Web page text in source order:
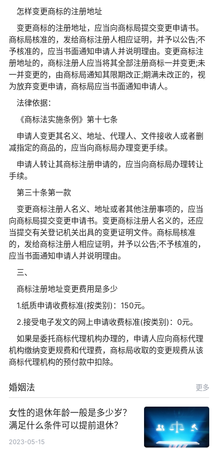
怎样变更商标的注册地址
变更商标的注册地址，应当向商标局提交变更申请书。
商标局核准的，发给商标注册人相应证明，并予以公告;不
予核准的，应当书面通知申请人并说明理由。变更商标注
册地址的，商标注册人应当将其全部注册商标一并变更;未
一并变更的，由商标局通知其限期改正;期满未改正的，视
为放弃变更申请，商标局应当书面通知申请人。
法律依据：
《商标法实施条例》第十七条
申请人变更其名义、地址、代理人、文件接收人或者删
减指定的商品的，应当向商标局办理变更手续。
申请人转让其商标注册申请的，应当向商标局办理转让
手续。
第三十条第一款
变更商标注册人名义、地址或者其他注册事项的，应当
向商标局提交变更申请书。变更商标注册人名义的，还应
当提交有关登记机关出具的变更证明文件。商标局核准
的，发给商标注册人相应证明，并予以公告;不予核准的，
应当书面通知申请人并说明理由。
三、
商标注册地址变更费用是多少
1.纸质申请收费标准(按类别)：150元。
2.接受电子发文的网上申请收费标准(按类别)：0元。
如果是委托商标代理机构办理的，申请人应向商标代理
机构缴纳变更规费和代理费，商标局收取的变更规费从该
商标代理机构的预付款中扣除。
婚姻法 更多
女性的退休年龄一般是多少岁？
满足什么条件可以提前退休？
2023-05-15